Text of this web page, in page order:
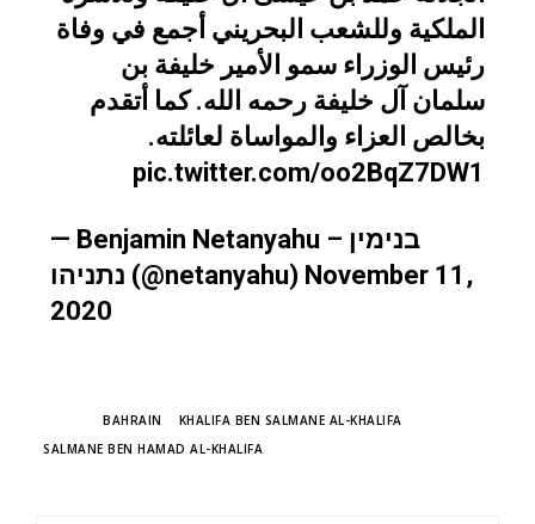
الملكية وللشعب البحريني أجمع في وفاة
رئيس الوزراء سمو الأمير خليفة بن
سلمان آل خليفة رحمه الله. كما أتقدم
بخالص العزاء والمواساة لعائلته.
pic.twitter.com/oo2BqZ7DW1
— Benjamin Netanyahu – בנימין
נתניהו (@netanyahu) November 11,
2020
BAHRAIN
KHALIFA BEN SALMANE AL-KHALIFA
SALMANE BEN HAMAD AL-KHALIFA